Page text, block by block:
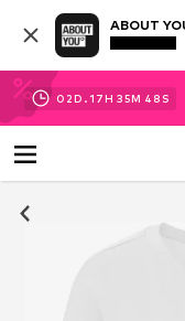
ABOUT
02D.17H 35M 48 S